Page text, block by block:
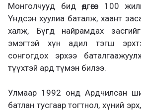
Монголчууд бид өдгөөгөөс 100
Үндсэн хуулиа баталж, хаант
халж, Бүгд найрамдах
эмэгтэй хүн адил тэгш
сонгогдох эрхээ
түүхтэй ард түмэн билээ.
Улмаар 1992 онд Ардчилсан
батлан тусгаар тогтнол, хүний эрх,